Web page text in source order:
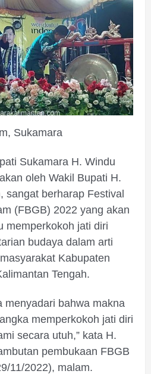
Sukamara
Sukamara H. Windu
oleh Wakil Bupati H.
sangat berharap Festival
(FBGB) 2022 yang akan
memperkokoh jati diri
budaya dalam arti
Kabupaten
Tengah.
menyadari bahwa makna
memperkokoh jati diri
secara utuh,” kata H.
pembukaan FBGB
11/2022), malam.